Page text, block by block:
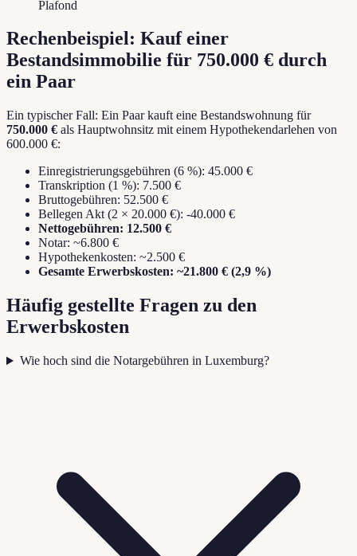
Plafond
Rechenbeispiel: Kauf einer
Bestandsimmobilie für 750.000 € durch
ein Paar
Ein typischer Fall: Ein Paar kauft eine Bestandswohnung für
750.000 € als Hauptwohnsitz mit einem Hypothekendarlehen von
600.000 €:
Einregistrierungsgebühren (6 %): 45.000 €
Transkription (1 %): 7.500 €
Bruttogebühren: 52.500 €
Bellegen Akt (2 × 20.000 €): -40.000 €
Nettogebühren: 12.500 €
Notar: ~6.800 €
Hypothekenkosten: ~2.500 €
Gesamte Erwerbskosten: ~21.800 € (2,9 %)
Häufig gestellte Fragen zu den
Erwerbskosten
Wie hoch sind die Notargebühren in Luxemburg?